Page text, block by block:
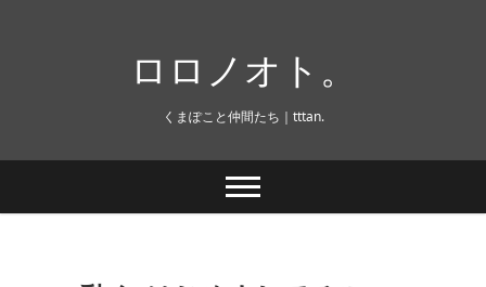
ロロノオト。
くまぽこと仲間たち｜tttan.